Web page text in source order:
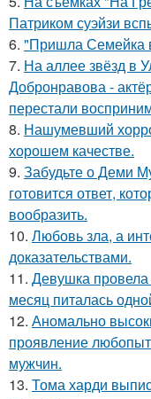
Патриком суэйзи
6. "Пришла Семейка
7. На аллее звёзд в
Добронравова -
перестали
8. Нашумевший
хорошем качестве.
9. Забудьте о Деми
готовится ответ,
вообразить.
10. Любовь зла, а
доказательствами.
11. Девушка
месяц питалась
12. Аномально
проявление
мужчин.
13. Тома харди